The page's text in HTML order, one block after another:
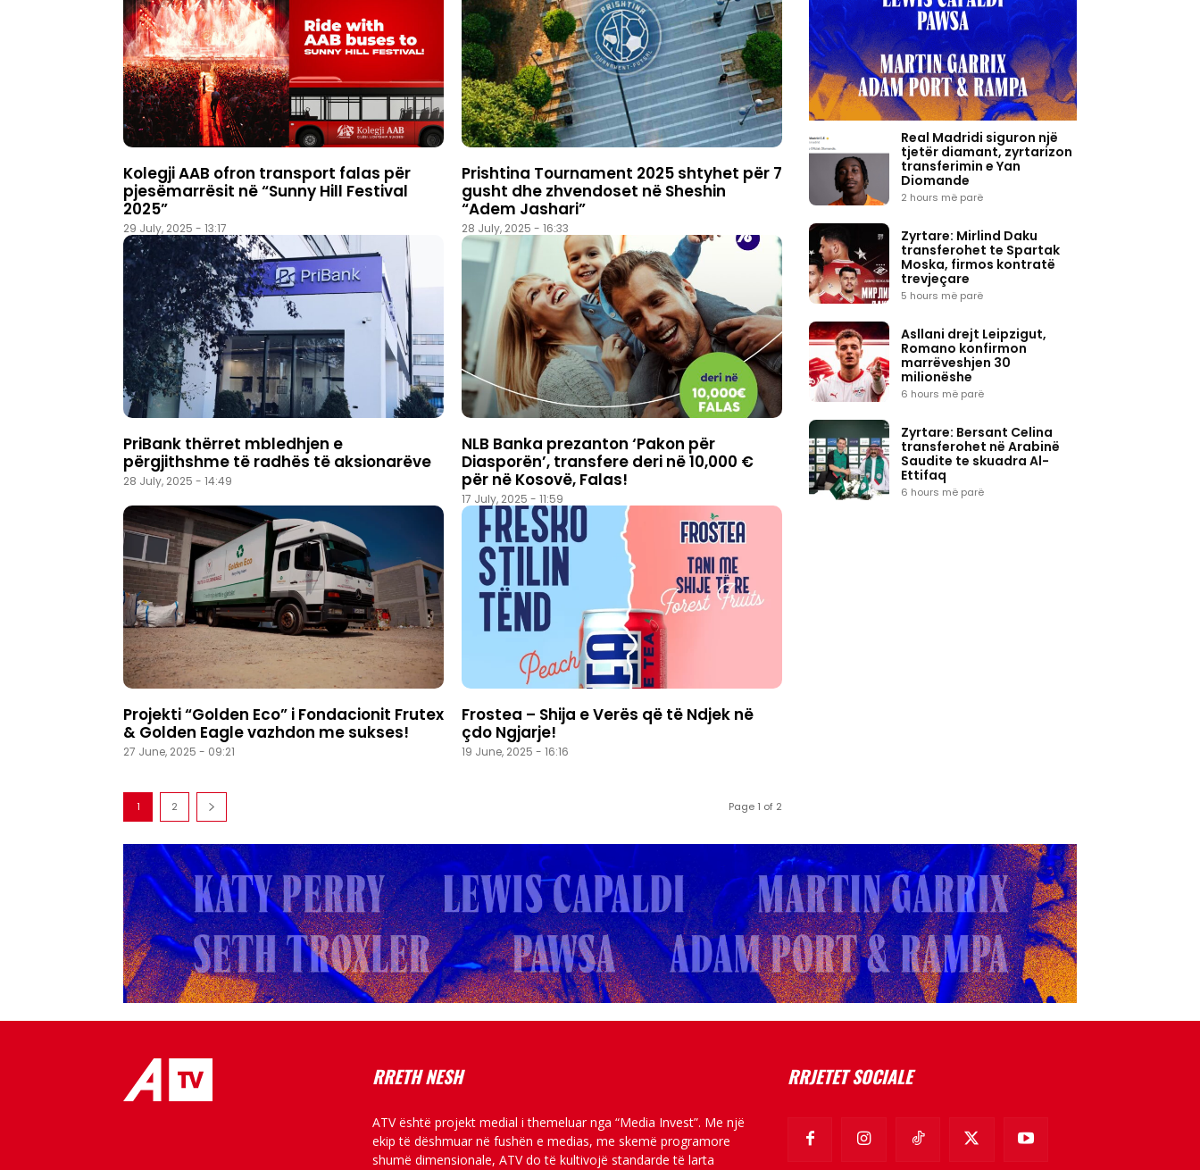
Kolegji AAB ofron transport falas për
pjesëmarrësit në “Sunny Hill Festival
2025”
29 July, 2025 - 13:17
Prishtina Tournament 2025 shtyhet për 7
gusht dhe zhvendoset në Sheshin
“Adem Jashari”
28 July, 2025 - 16:33
PriBank thërret mbledhjen e
përgjithshme të radhës të aksionarëve
28 July, 2025 - 14:49
NLB Banka prezanton ‘Pakon për
Diasporën’, transfere deri në 10,000 €
për në Kosovë, Falas!
17 July, 2025 - 11:59
Projekti “Golden Eco” i Fondacionit Frutex
& Golden Eagle vazhdon me sukses!
27 June, 2025 - 09:21
Frostea – Shija e Verës që të Ndjek në
çdo Ngjarje!
19 June, 2025 - 16:16
1 2 Page 1 of 2
Real Madridi siguron një
tjetër diamant, zyrtarizon
transferimin e Yan
Diomande
2 hours më parë
Zyrtare: Mirlind Daku
transferohet te Spartak
Moska, firmos kontratë
trevjeçare
5 hours më parë
Asllani drejt Leipzigut,
Romano konfirmon
marrëveshjen 30
milionëshe
6 hours më parë
Zyrtare: Bersant Celina
transferohet në Arabinë
Saudite te skuadra Al-
Ettifaq
6 hours më parë
RRETH NESH
ATV është projekt medial i themeluar nga “Media Invest”. Me një
ekip të dëshmuar në fushën e medias, me skemë programore
shumë dimensionale, ATV do të kultivojë standarde të larta
RRJETET SOCIALE